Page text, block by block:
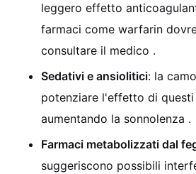
leggero effetto
farmaci come warfarin
consultare il medico .
Sedativi e ansiolitici: la
potenziare l'effetto di
aumentando la sonnolenza .
Farmaci metabolizzati dal
suggeriscono possibili